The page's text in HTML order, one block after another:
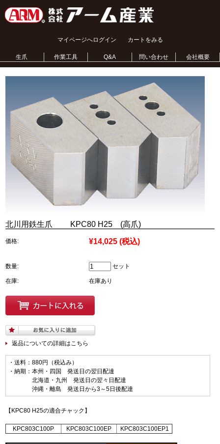
マイページへログイン カートをみる
生爪 作業工具 Q&A 問い合わせ 会社概要
北川用鉄生爪 KPC80 H25 (高爪)
価格: ¥14,025 (税込)
数量: セット
在庫: 在庫あり
返品についての詳細はこちら
・送料：880円（税込み）
・納期：本州・四国 発送日の翌日配達
北海道・九州 発送日の翌々日配達
沖縄・離島 発送日から3～5日後配達
【KPC80 H25の適合チャック】
KPC803C100P KPC803C100EP KPC803C100EP1